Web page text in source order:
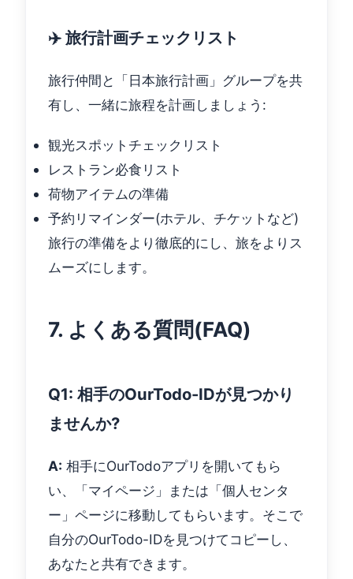
✈️ 旅行計画チェックリスト
旅行仲間と「日本旅行計画」グループを共
有し、一緒に旅程を計画しましょう:
観光スポットチェックリスト
レストラン必食リスト
荷物アイテムの準備
予約リマインダー(ホテル、チケットなど)
旅行の準備をより徹底的にし、旅をよりス
ムーズにします。
7. よくある質問(FAQ)
Q1: 相手のOurTodo-IDが見つかり
ませんか?
A: 相手にOurTodoアプリを開いてもら
い、「マイページ」または「個人センタ
ー」ページに移動してもらいます。そこで
自分のOurTodo-IDを見つけてコピーし、
あなたと共有できます。